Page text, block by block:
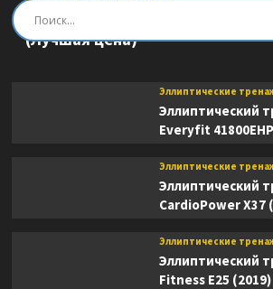
Эллиптический тренажер DFC
(Лучшая цена)
Эллиптические
Эллиптический
Everyfit
Эллиптические
Эллиптический
CardioPower X37
Эллиптические
Эллиптический
Fitness E25